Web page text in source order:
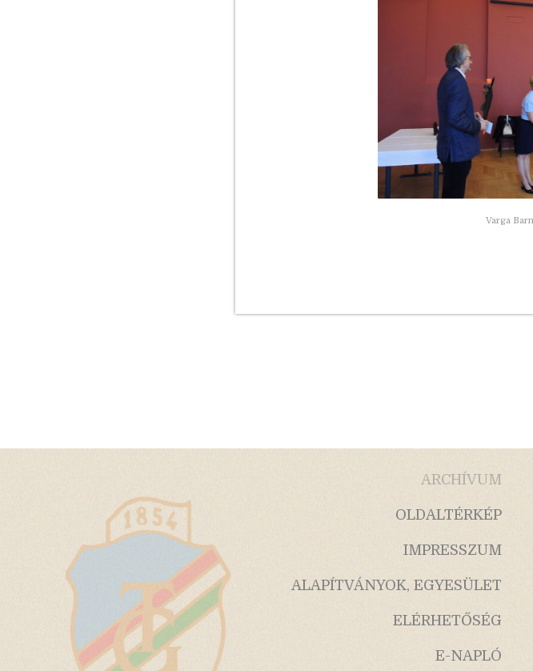
Varga
ARCHÍVUM
OLDALTÉRKÉP
IMPRESSZUM
ALAPÍTVÁNYOK, EGYESÜLET
ELÉRHETŐSÉG
E-NAPLÓ